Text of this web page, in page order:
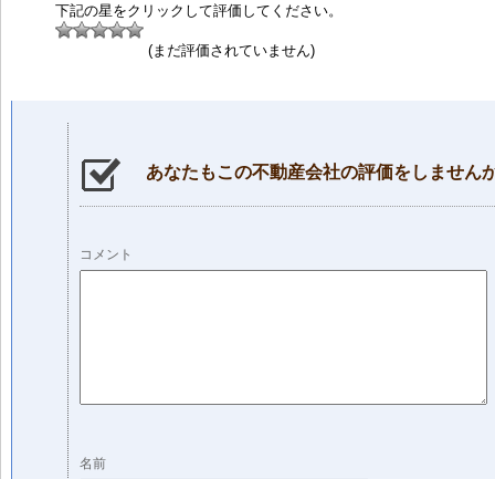
下記の星をクリックして評価してください。
(まだ評価されていません)
あなたもこの不動産会社の評価をしません
コメント
名前